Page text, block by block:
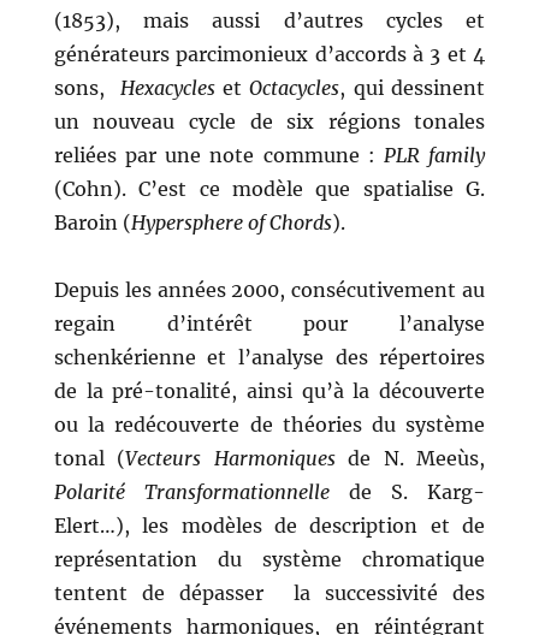
(1853), mais aussi d’autres cycles et
générateurs parcimonieux d’accords à 3 et 4
sons, HexacyclesetOctacycles, qui dessinent
un nouveau cycle de six régions tonales
reliées par une note commune :PLR family
(Cohn). C’est ce modèle que spatialise G.
Baroin (Hypersphere of Chords).
Depuis les années 2000, consécutivement au
regain d’intérêt pour l’analyse
schenkérienne et l’analyse des répertoires
de la pré-tonalité, ainsi qu’à la découverte
ou la redécouverte de théories du système
tonal (Vecteurs Harmoniquesde N. Meeùs,
Polarité Transformationnellede S. Karg-
Elert…), les modèles de description et de
représentation du système chromatique
tentent de dépasser la successivité des
événements harmoniques, en réintégrant